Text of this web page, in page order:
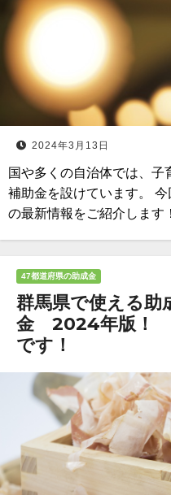
2024年3月13日
国や多くの自治体では、子
補助金を設けています。
の最新情報をご紹介しま
47都道府県の助成金
群馬県で使える助
金 2024年版！
です！